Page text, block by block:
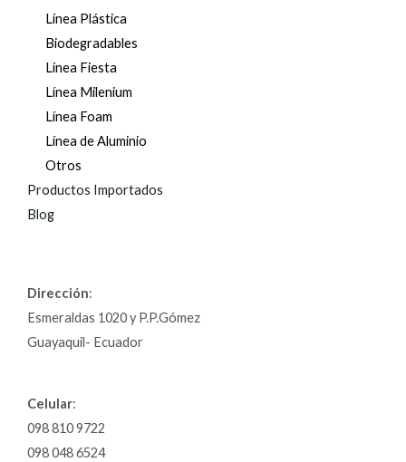
Línea Plástica
Biodegradables
Línea Fiesta
Línea Milenium
Línea Foam
Línea de Aluminio
Otros
Productos Importados
Blog
Dirección:
Esmeraldas 1020 y P.P.Gómez
Guayaquil- Ecuador
Celular:
098 810 9722
098 048 6524